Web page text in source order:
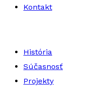
Kontakt
História
Súčasnosť
Projekty